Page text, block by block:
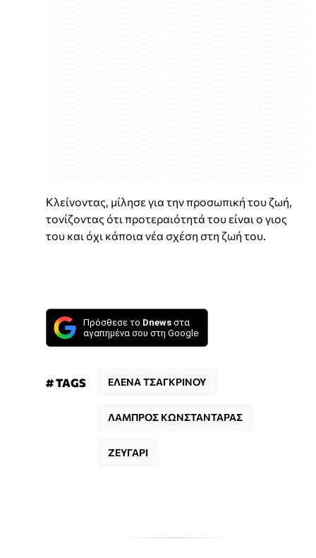
Κλείνοντας, μίλησε για την προσωπική του ζωή,
τονίζοντας ότι προτεραιότητά του είναι ο γιος
του και όχι κάποια νέα σχέση στη ζωή του.
Πρόσθεσε το Dnews στα
αγαπημένα σου στη Google
# TAGS ΕΛΕΝΑ ΤΣΑΓΚΡΙΝΟΥ
ΛΑΜΠΡΟΣ ΚΩΝΣΤΑΝΤΑΡΑΣ
ΖΕΥΓΑΡΙ